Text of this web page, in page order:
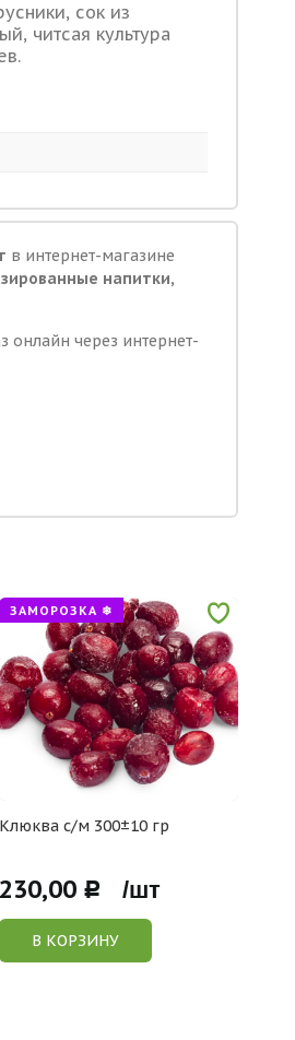
сок из
читсая культура
в интернет-магазине
напитки,
онлайн через интернет-
ЗАМОРОЗКА ❄
Клюква с/м 300±10 гр
230,00 Р /шт
В КОРЗИНУ